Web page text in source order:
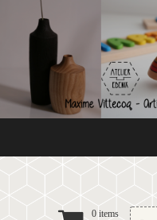
content
0 items
Search